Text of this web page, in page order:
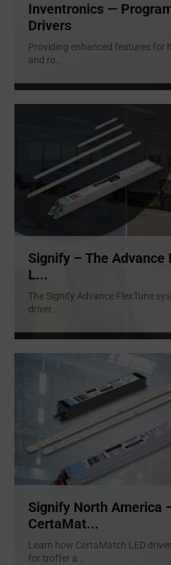
Inventronics —
Drivers
Providing enhanced features for
and ro...
Signify – The Advance
L...
The Signify Advance FlexTune
driver...
Signify North America
CertaMat...
Learn how CertaMatch LED
for troffer a...